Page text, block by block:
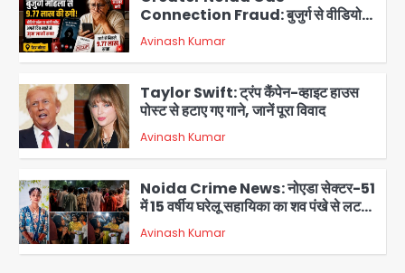
3
Connection Fraud: बुजुर्ग से वीडियो
कॉल पर 9.77 लाख की साइबर फ्रॉड
Avinash Kumar
4
Taylor Swift: ट्रंप कैंपेन-व्हाइट हाउस
पोस्ट से हटाए गए गाने, जानें पूरा विवाद
Avinash Kumar
5
Noida Crime News: नोएडा सेक्टर-51
में 15 वर्षीय घरेलू सहायिका का शव पंखे से लटका
मिला
Avinash Kumar